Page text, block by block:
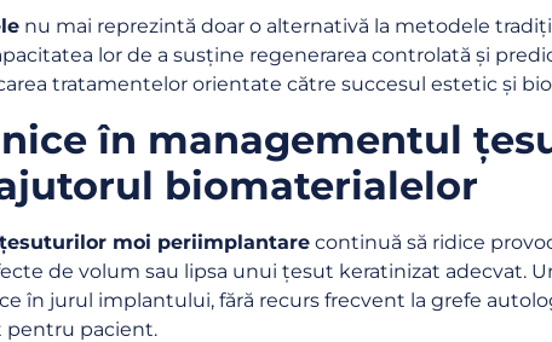
nu mai reprezintă doar o alternativă la metodele
lor de a susține regenerarea controlată și
tratamentelor orientate către succesul estetic și
în managementul
biomaterialelor
țesuturilor moi periimplantare continuă să ridice
de volum sau lipsa unui țesut keratinizat adecvat.
în jurul implantului, fără recurs frecvent la grefe
pentru pacient.